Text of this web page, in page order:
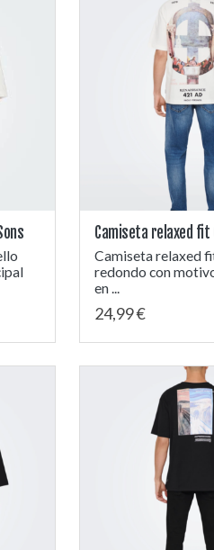
Camiseta relaxed fit
Camiseta relaxed
redondo con
en ...
24,99 €